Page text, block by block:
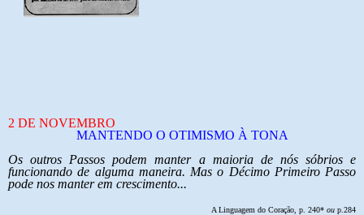
2 DE NOVEMBRO
MANTENDO O OTIMISMO À TONA
Os outros Passos podem manter a maioria de nós sóbrios e
funcionando de alguma maneira. Mas o Décimo Primeiro Passo
pode nos manter em crescimento...
A Linguagem do Coração, p. 240* ou p.284